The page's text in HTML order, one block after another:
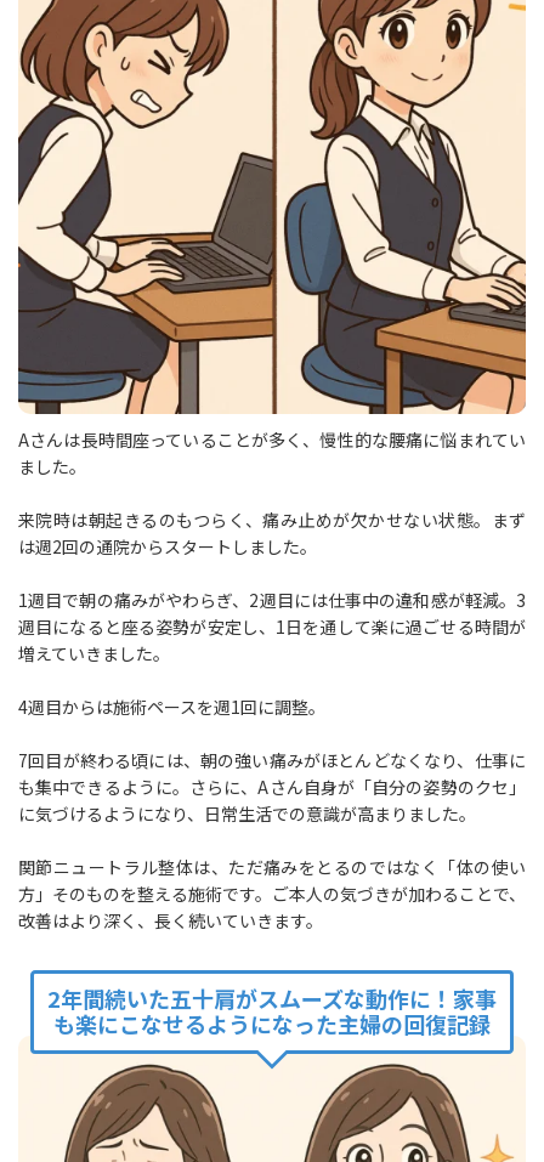
Aさんは長時間座っていることが多く、慢性的な腰痛に悩まれてい
ました。
来院時は朝起きるのもつらく、痛み止めが欠かせない状態。まず
は週2回の通院からスタートしました。
1週目で朝の痛みがやわらぎ、2週目には仕事中の違和感が軽減。3
週目になると座る姿勢が安定し、1日を通して楽に過ごせる時間が
増えていきました。
4週目からは施術ペースを週1回に調整。
7回目が終わる頃には、朝の強い痛みがほとんどなくなり、仕事に
も集中できるように。さらに、Aさん自身が「自分の姿勢のクセ」
に気づけるようになり、日常生活での意識が高まりました。
関節ニュートラル整体は、ただ痛みをとるのではなく「体の使い
方」そのものを整える施術です。ご本人の気づきが加わることで、
改善はより深く、長く続いていきます。
2年間続いた五十肩がスムーズな動作に！家事
も楽にこなせるようになった主婦の回復記録